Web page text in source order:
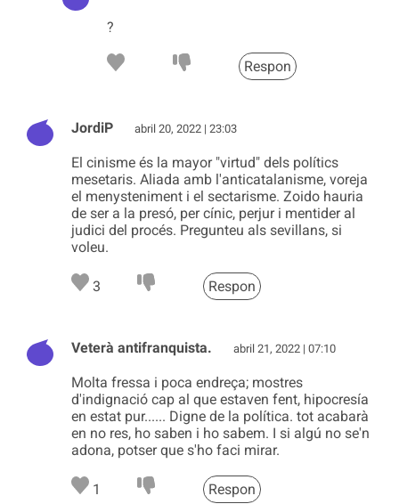
?
Respon
JordiP abril 20, 2022 | 23:03
El cinisme és la mayor "virtud" dels polítics
mesetaris. Aliada amb l'anticatalanisme, voreja
el menysteniment i el sectarisme. Zoido hauria
de ser a la presó, per cínic, perjur i mentider al
judici del procés. Pregunteu als sevillans, si
voleu.
3 Respon
Veterà antifranquista. abril 21, 2022 | 07:10
Molta fressa i poca endreça; mostres
d'indignació cap al que estaven fent, hipocresía
en estat pur...... Digne de la política. tot acabarà
en no res, ho saben i ho sabem. I si algú no se'n
adona, potser que s'ho faci mirar.
1 Respon